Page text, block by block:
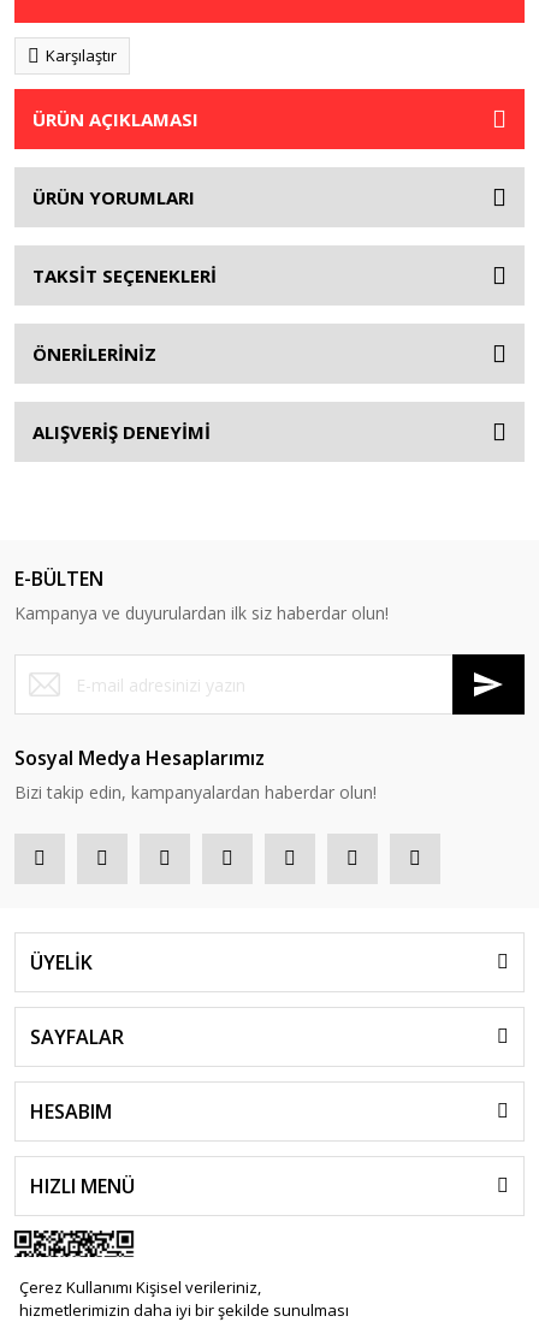
Çerez Kullanımı Kişisel verileriniz,
hizmetlerimizin daha iyi bir şekilde sunulması
Karşılaştır
ÜRÜN AÇIKLAMASI
ÜRÜN YORUMLARI
TAKSİT SEÇENEKLERİ
ÖNERİLERİNİZ
ALIŞVERİŞ DENEYİMİ
E-BÜLTEN
Kampanya ve duyurulardan ilk siz haberdar olun!
Sosyal Medya Hesaplarımız
Bizi takip edin, kampanyalardan haberdar olun!
ÜYELİK
SAYFALAR
HESABIM
HIZLI MENÜ